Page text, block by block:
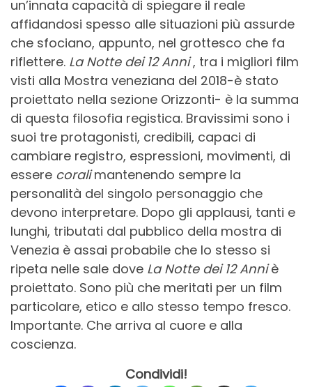
un’innata capacità di spiegare il reale
affidandosi spesso alle situazioni più assurde
che sfociano, appunto, nel grottesco che fa
riflettere. La Notte dei 12 Anni, tra i migliori film
visti alla Mostra veneziana del 2018-è stato
proiettato nella sezione Orizzonti- è la summa
di questa filosofia registica. Bravissimi sono i
suoi tre protagonisti, credibili, capaci di
cambiare registro, espressioni, movimenti, di
essere coralimantenendo sempre la
personalità del singolo personaggio che
devono interpretare. Dopo gli applausi, tanti e
lunghi, tributati dal pubblico della mostra di
Venezia è assai probabile che lo stesso si
ripeta nelle sale dove La Notte dei 12 Anniè
proiettato. Sono più che meritati per un film
particolare, etico e allo stesso tempo fresco.
Importante. Che arriva al cuore e alla
coscienza.
Condividi!